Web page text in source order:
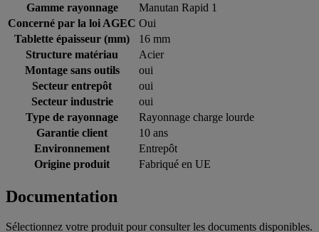
Gamme rayonnage
Manutan Rapid 1
Concerné par la loi AGEC Oui
Tablette épaisseur (mm)
16 mm
Structure matériau
Acier
Montage sans outils
oui
Secteur entrepôt
oui
Secteur industrie
oui
Type de rayonnage
Rayonnage charge lourde
Garantie client
10 ans
Environnement
Entrepôt
Origine produit
Fabriqué en UE
Documentation
Sélectionnez votre produit pour consulter les documents disponibles.